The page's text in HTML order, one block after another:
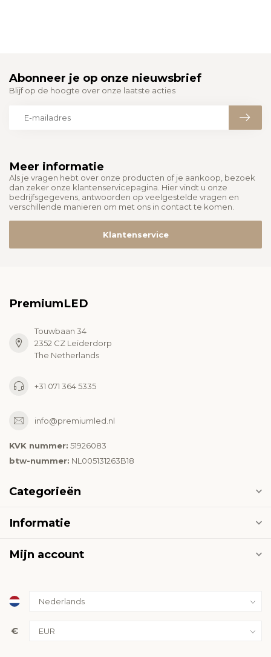
Meer informatie
Als je vragen hebt over onze producten of je aankoop, bezoek
dan zeker onze klantenservicepagina. Hier vindt u onze
bedrijfsgegevens, antwoorden op veelgestelde vragen en
verschillende manieren om met ons in contact te komen.
Klantenservice
Abonneer je op onze nieuwsbrief
Blijf op de hoogte over onze laatste acties
PremiumLED
Touwbaan 34
2352 CZ Leiderdorp
The Netherlands
+31 071 364 5335
info@premiumled.nl
KVK nummer: 51926083
btw-nummer: NL005131263B18
Categorieën
Informatie
Mijn account
€